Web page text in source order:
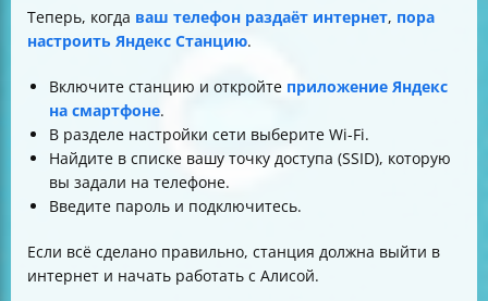
Теперь, когда ваш телефон раздаёт интернет, пора
настроить Яндекс Станцию.
Включите станцию и откройте приложение Яндекс
на смартфоне.
В разделе настройки сети выберите Wi-Fi.
Найдите в списке вашу точку доступа (SSID), которую
вы задали на телефоне.
Введите пароль и подключитесь.
Если всё сделано правильно, станция должна выйти в
интернет и начать работать с Алисой.